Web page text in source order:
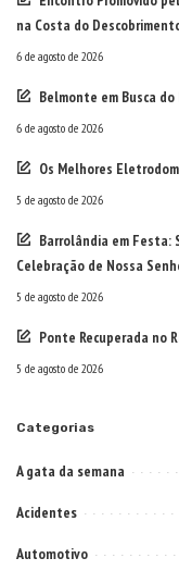
na Costa do
6 de agosto de 2026
Belmonte em Busca do
6 de agosto de 2026
Os Melhores
5 de agosto de 2026
Barrolândia em Festa:
Celebração de Nossa
5 de agosto de 2026
Ponte Recuperada no
5 de agosto de 2026
Categorias
A gata da semana
Acidentes
Automotivo